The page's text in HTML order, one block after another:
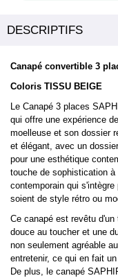
DESCRIPTIFS
Canapé convertible 3
Coloris TISSU BEIGE
Le Canapé 3 places
qui offre une expérience
moelleuse et son dossier
et élégant, avec un
pour une esthétique
touche de sophistication
contemporain qui
soient de style rétro ou
Ce canapé est revêtu
douce au toucher et une
non seulement agréable
entretenir, ce qui en fait
De plus, le canapé